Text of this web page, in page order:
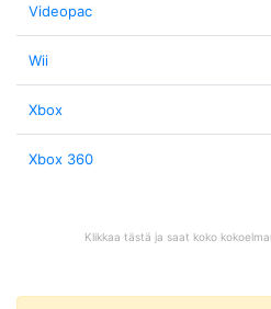
Videopac
Wii
Xbox
Xbox 360
Klikkaa tästä ja saat koko